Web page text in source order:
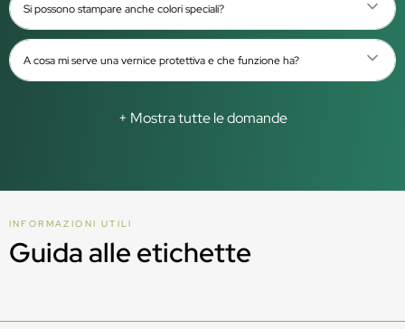
Si possono stampare anche colori speciali?
A cosa mi serve una vernice protettiva e che funzione ha?
+ Mostra tutte le domande
INFORMAZIONI UTILI
Guida alle etichette